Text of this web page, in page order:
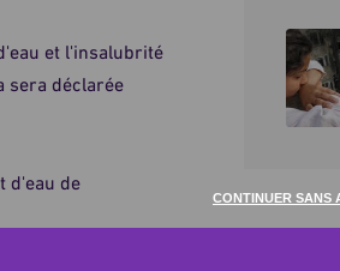
CONTINUER SANS
et l'insalubrité
sera déclarée
d'eau de